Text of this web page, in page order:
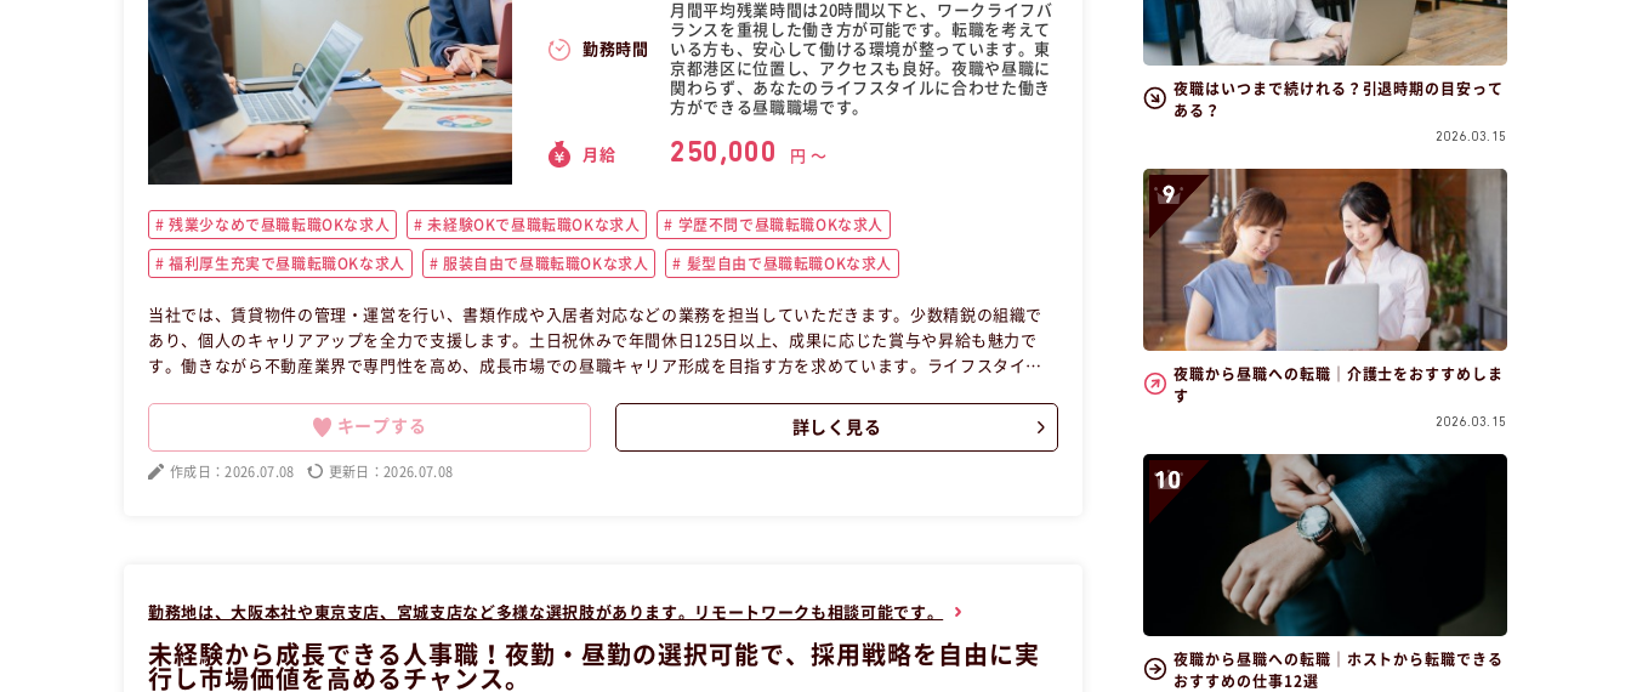
勤務時間
月間平均残業時間は20時間以下と、ワークライフバ
ランスを重視した働き方が可能です。転職を考えて
いる方も、安心して働ける環境が整っています。東
京都港区に位置し、アクセスも良好。夜職や昼職に
関わらず、あなたのライフスタイルに合わせた働き
方ができる昼職職場です。
月給 250,000 円 〜
残業少なめで昼職転職OKな求人 未経験OKで昼職転職OKな求人 学歴不問で昼職転職OKな求人
福利厚生充実で昼職転職OKな求人 服装自由で昼職転職OKな求人 髪型自由で昼職転職OKな求人
当社では、賃貸物件の管理・運営を行い、書類作成や入居者対応などの業務を担当していただきます。少数精鋭の組織で
あり、個人のキャリアアップを全力で支援します。土日祝休みで年間休日125日以上、成果に応じた賞与や昇給も魅力で
す。働きながら不動産業界で専門性を高め、成長市場での昼職キャリア形成を目指す方を求めています。ライフスタイル
キープする 詳しく見る
作成日：2026.07.08 更新日：2026.07.08
勤務地は、大阪本社や東京支店、宮城支店など多様な選択肢があります。リモートワークも相談可能です。
未経験から成長できる人事職！夜勤・昼勤の選択可能で、採用戦略を自由に実
行し市場価値を高めるチャンス。
夜職はいつまで続けれる？引退時期の目安って
ある？
2026.03.15
夜職から昼職への転職｜介護士をおすすめしま
す
2026.03.15
夜職から昼職への転職｜ホストから転職できる
おすすめの仕事12選